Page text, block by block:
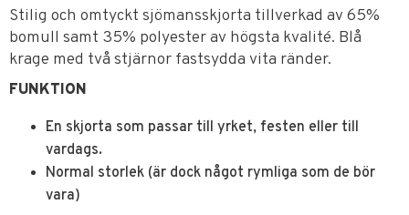
Stilig och omtyckt sjömansskjorta tillverkad av 65%
bomull samt 35% polyester av högsta kvalité. Blå
krage med två stjärnor fastsydda vita ränder.
FUNKTION
En skjorta som passar till yrket, festen eller till
vardags.
Normal storlek (är dock något rymliga som de bör
vara)